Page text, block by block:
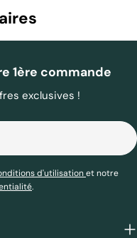
1ère commande
exclusives !
d'utilisationet notre
.